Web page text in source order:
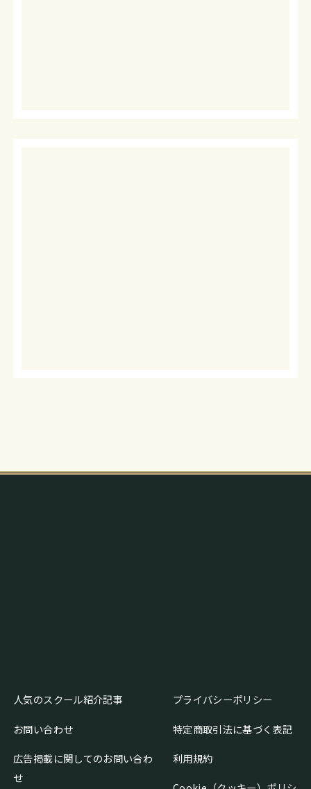
人気のスクール紹介記事
お問い合わせ
広告掲載に関してのお問い合わ
せ
プライバシーポリシー
特定商取引法に基づく表記
利用規約